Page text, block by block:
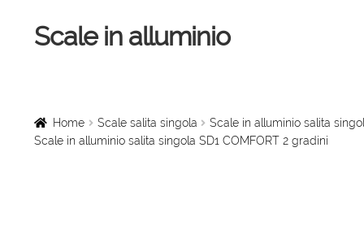
Vai
alla
Vai
al
Scale in alluminio
Scale a chiocciola
Home Scale salita singola
Scale in alluminio salita
Scale in alluminio salita singola SD1 COMFORT 2 gradini